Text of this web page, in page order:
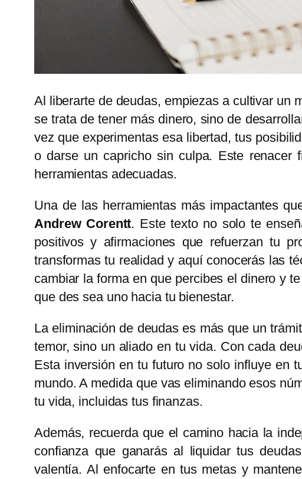
Al liberarte de deudas, empiezas a cultivar un
se trata de tener más dinero, sino de
vez que experimentas esa libertad, tus
o darse un capricho sin culpa. Este
herramientas adecuadas.
Una de las herramientas más impactantes
Andrew Corentt. Este texto no solo te
positivos y afirmaciones que refuerzan tu
transformas tu realidad y aquí conocerás las
cambiar la forma en que percibes el dinero y
que des sea uno hacia tu bienestar.
La eliminación de deudas es más que un
temor, sino un aliado en tu vida. Con cada
Esta inversión en tu futuro no solo influye en
mundo. A medida que vas eliminando esos
tu vida, incluidas tus finanzas.
Además, recuerda que el camino hacia la
confianza que ganarás al liquidar tus
valentía. Al enfocarte en tus metas y